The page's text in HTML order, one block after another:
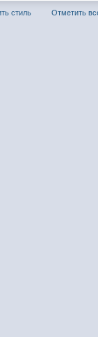
стиль Отметить